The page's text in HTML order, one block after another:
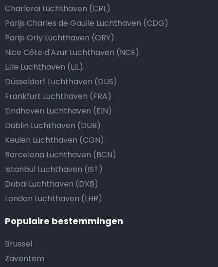
Charleroi Luchthaven (CRL)
Parijs Charles de Gaulle Luchthaven (CDG)
Parijs Orly Luchthaven (ORY)
Nice Côte d'Azur Luchthaven (NCE)
Lille Luchthaven (LIL)
Düsseldorf Luchthaven (DUS)
Frankfurt Luchthaven (FRA)
Eindhoven Luchthaven (EIN)
Dublin Luchthaven (DUB)
Keulen Luchthaven (CGN)
Barcelona Luchthaven (BCN)
Istanbul Luchthaven (IST)
Dubai Luchthaven (DXB)
London Luchthaven (LHR)
Populaire bestemmingen
Brussel
Zaventem